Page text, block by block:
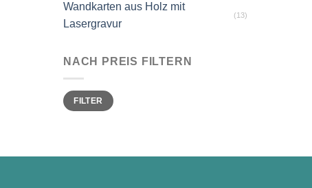
Wandkarten aus Holz mit
Lasergravur
(13)
NACH PREIS FILTERN
Min.
Preis
Max.
PreisFILTER